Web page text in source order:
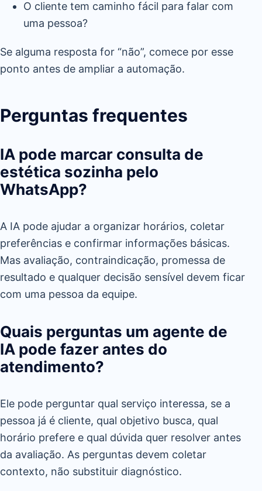
O cliente tem caminho fácil para falar com
uma pessoa?
Se alguma resposta for “não”, comece por esse
ponto antes de ampliar a automação.
Perguntas frequentes
IA pode marcar consulta de
estética sozinha pelo
WhatsApp?
A IA pode ajudar a organizar horários, coletar
preferências e confirmar informações básicas.
Mas avaliação, contraindicação, promessa de
resultado e qualquer decisão sensível devem ficar
com uma pessoa da equipe.
Quais perguntas um agente de
IA pode fazer antes do
atendimento?
Ele pode perguntar qual serviço interessa, se a
pessoa já é cliente, qual objetivo busca, qual
horário prefere e qual dúvida quer resolver antes
da avaliação. As perguntas devem coletar
contexto, não substituir diagnóstico.